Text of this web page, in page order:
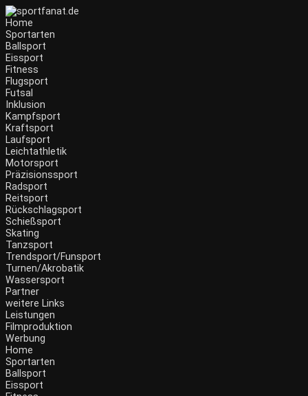
Zum
Inhalt
wechseln
Home
Sportarten
Ballsport
Eissport
Fitness
Flugsport
Futsal
Inklusion
Kampfsport
Kraftsport
Laufsport
Leichtathletik
Motorsport
Präzisionssport
Radsport
Reitsport
Rückschlagsport
Schießsport
Skating
Tanzsport
Trendsport/Funsport
Turnen/Akrobatik
Wassersport
Partner
weitere Links
Leistungen
Filmproduktion
Werbung
Menü
Home
Sportarten
Ballsport
Eissport